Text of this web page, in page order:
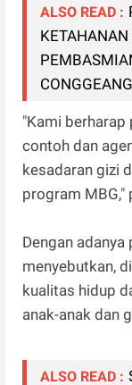
ALSO READ :
CONGGEANG
"Kami berharap
contoh dan
kesadaran gizi
program MBG,"
Dengan
menyebutkan,
kualitas hidup
anak-anak dan
ALSO READ :